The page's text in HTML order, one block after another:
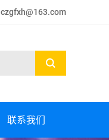
czgfxh@163.com
联系我们